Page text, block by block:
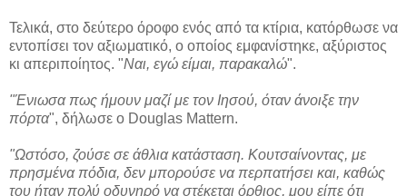
Τελικά, στο δεύτερο όροφο ενός από τα κτίρια, κατόρθωσε να
εντοπίσει τον αξιωματικό, ο οποίος εμφανίστηκε, αξύριστος
κι απεριποίητος. "Ναι, εγώ είμαι, παρακαλώ".
"Ένιωσα πως ήμουν μαζί με τον Ιησού, όταν άνοιξε την
πόρτα", δήλωσε ο Douglas Mattern.
"Ωστόσο, ζούσε σε άθλια κατάσταση. Κουτσαίνοντας, με
πρησμένα πόδια, δεν μπορούσε να περπατήσει και, καθώς
του ήταν πολύ οδυνηρό να στέκεται όρθιος, μου είπε ότι